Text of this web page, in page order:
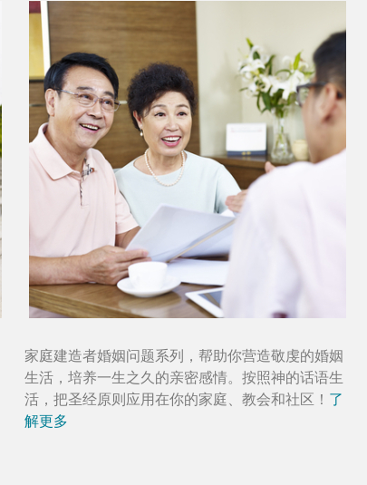
家庭建造者婚姻问题系列，帮助你营造敬虔的婚姻
生活，培养一生之久的亲密感情。按照神的话语生
活，把圣经原则应用在你的家庭、教会和社区！ 了
解更多